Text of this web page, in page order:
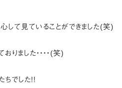
して見ていることができました(笑)
ました・・・・(笑)
でした！！